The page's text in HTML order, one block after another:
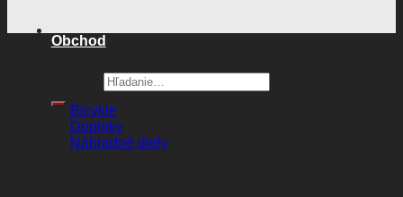
Obchod
Bicykle
Doplnky
Náhradné diely